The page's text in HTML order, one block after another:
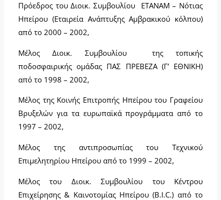
Πρόεδρος του Διοικ. Συμβουλίου ΕΤΑΝΑΜ – Νότιας
Ηπείρου (Εταιρεία Ανάπτυξης Αμβρακικού κόλπου)
από το 2000 – 2002,
Μέλος Διοικ. Συμβουλίου της τοπικής
ποδοσφαιρικής ομάδας ΠΑΣ ΠΡΕΒΕΖΑ (Γ’ ΕΘΝΙΚΗ)
από το 1998 – 2002,
Μέλος της Κοινής Επιτροπής Ηπείρου του Γραφείου
Βρυξελών για τα ευρωπαϊκά προγράμματα από το
1997 – 2002,
Μέλος της αντιπροσωπίας του Τεχνικού
Επιμελητηρίου Ηπείρου από το 1999 – 2002,
Μέλος του Διοικ. Συμβουλίου του Κέντρου
Επιχείρησης & Καινοτομίας Ηπείρου (B.I.C.) από το